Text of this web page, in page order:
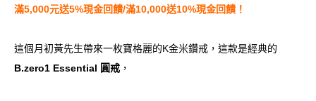
滿5,000元送5%現金回饋/滿10,000送10%現金回饋！
這個月初黃先生帶來一枚寶格麗的K金米鑽戒，這款是經典的
B.zero1 Essential 圓戒 ，